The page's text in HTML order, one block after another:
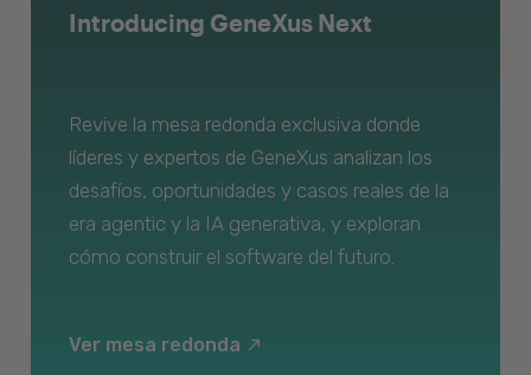
Introducing GeneXus Next
Revive la mesa redonda exclusiva donde
líderes y expertos de GeneXus analizan los
desafíos, oportunidades y casos reales de la
era agentic y la IA generativa, y exploran
cómo construir el software del futuro.
Ver mesa redonda